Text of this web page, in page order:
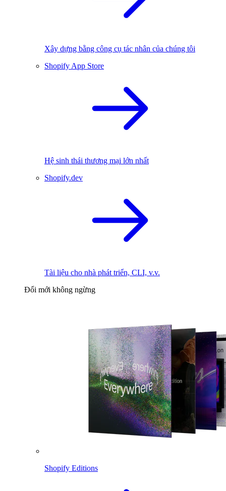
Xây dựng bằng công cụ tác nhân của chúng tôi
Shopify App Store
Hệ sinh thái thương mại lớn nhất
Shopify.dev
Tài liệu cho nhà phát triển, CLI, v.v.
Đổi mới không ngừng
Shopify Editions